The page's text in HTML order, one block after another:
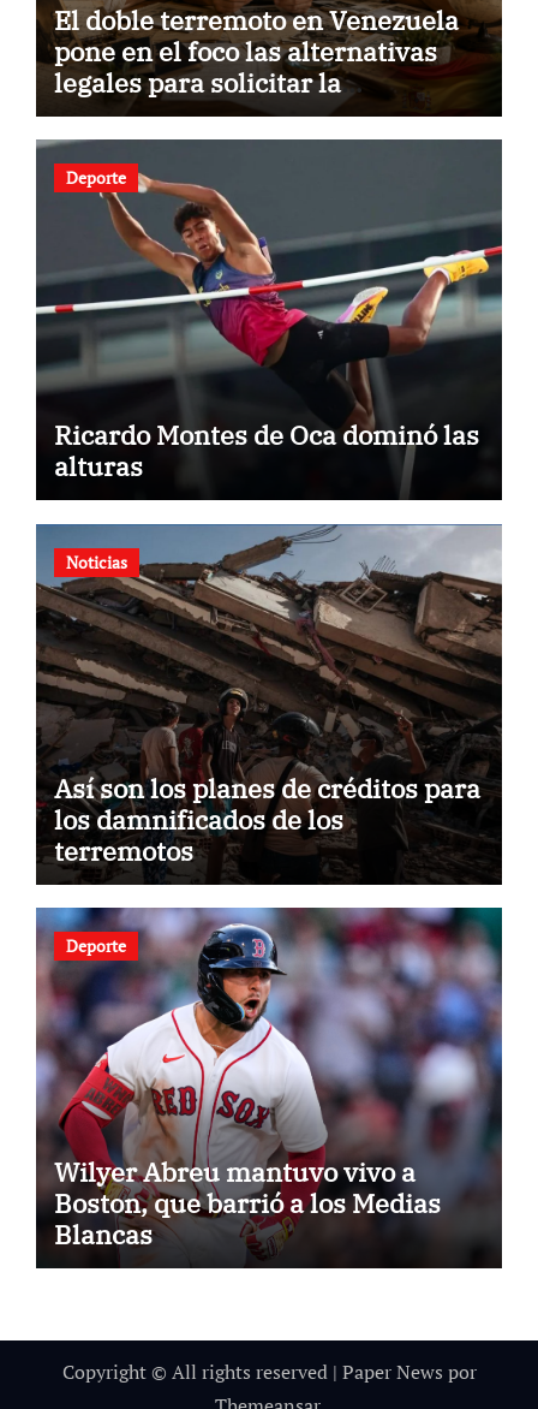
El doble terremoto en Venezuela
pone en el foco las alternativas
legales para solicitar la
nacionalidad por parte de
personas con vínculos familiares
en España y Portugal
Deporte
Ricardo Montes de Oca dominó las
alturas
Noticias
Así son los planes de créditos para
los damnificados de los
terremotos
Deporte
Wilyer Abreu mantuvo vivo a
Boston, que barrió a los Medias
Blancas
Copyright © All rights reserved | Paper News por